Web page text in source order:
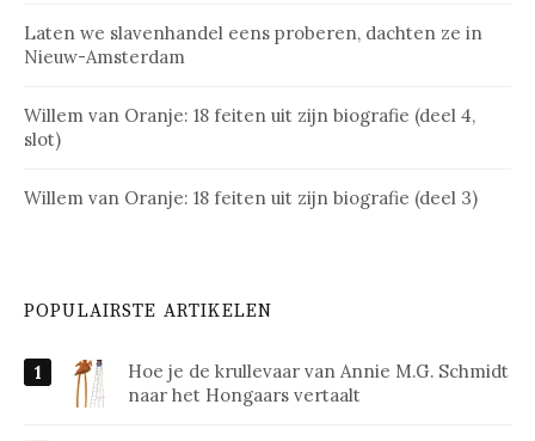
Laten we slavenhandel eens proberen, dachten ze in
Nieuw-Amsterdam
Willem van Oranje: 18 feiten uit zijn biografie (deel 4,
slot)
Willem van Oranje: 18 feiten uit zijn biografie (deel 3)
POPULAIRSTE ARTIKELEN
Hoe je de krullevaar van Annie M.G. Schmidt
naar het Hongaars vertaalt